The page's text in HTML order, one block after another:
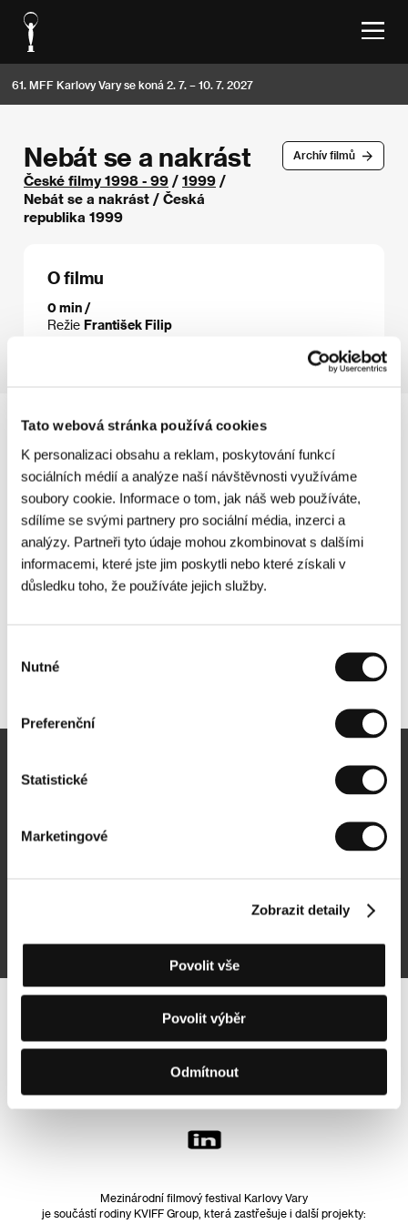
Tato webová stránka používá cookies
K personalizaci obsahu a reklam, poskytování funkcí
sociálních médií a analýze naší návštěvnosti využíváme
soubory cookie. Informace o tom, jak náš web používáte,
sdílíme se svými partnery pro sociální média, inzerci a
analýzy. Partneři tyto údaje mohou zkombinovat s dalšími
informacemi, které jste jim poskytli nebo které získali v
důsledku toho, že používáte jejich služby.
souhlasu
Nutné
Preferenční
Statistické
Marketingové
Zobrazit detaily
Povolit vše
Povolit výběr
Odmítnout
61. MFF Karlovy Vary se koná 2. 7. – 10. 7. 2027
Archív filmů
Nebát se a nakrást
České filmy 1998 - 99 / 1999 /
Nebát se a nakrást / Česká
republika 1999
O filmu
0 min /
Režie František Filip
Sledujte nás na síti:
Mezinárodní filmový festival Karlovy Vary
je součástí rodiny KVIFF Group, která zastřešuje i další projekty: